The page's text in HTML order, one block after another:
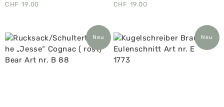
CHF 19.00 CHF 19.00
Neu Neu